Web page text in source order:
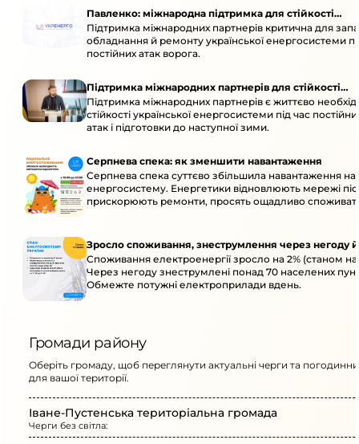
Павленко: міжнародна підтримка для стійкості
енергосистеми
Підтримка міжнародних партнерів критична для
обладнання й ремонту української енергосистеми
постійних атак ворога.
Підтримка міжнародних партнерів для стійкості
енергосистеми
Підтримка міжнародних партнерів є життєво
стійкості української енергосистеми під час
атак і підготовки до наступної зими.
Серпнева спека: як зменшити навантаження
Серпнева спека суттєво збільшила навантаження на
енергосистему. Енергетики відновлюють мережі
прискорюють ремонти, просять ощадливо
Зросло споживання, знеструмлення через негоду
Споживання електроенергії зросло на 2% (станом на
Через негоду знеструмлені понад 70 населених
Обмежте потужні електроприлади вдень.
Громади району
Оберіть громаду, щоб переглянути актуальні черги та
для вашої території.
Іване-Пустенська територіальна громада
Черги без світла: